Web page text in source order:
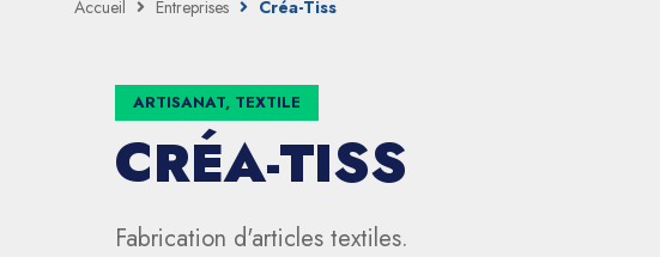
Accueil Entreprises Créa-Tiss
ARTISANAT, TEXTILE
CRÉA-TISS
Fabrication d'articles textiles.